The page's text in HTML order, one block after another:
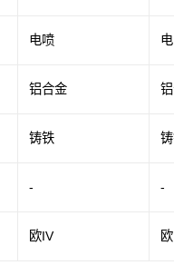
电喷
铝合金
铸铁
- -
欧IV